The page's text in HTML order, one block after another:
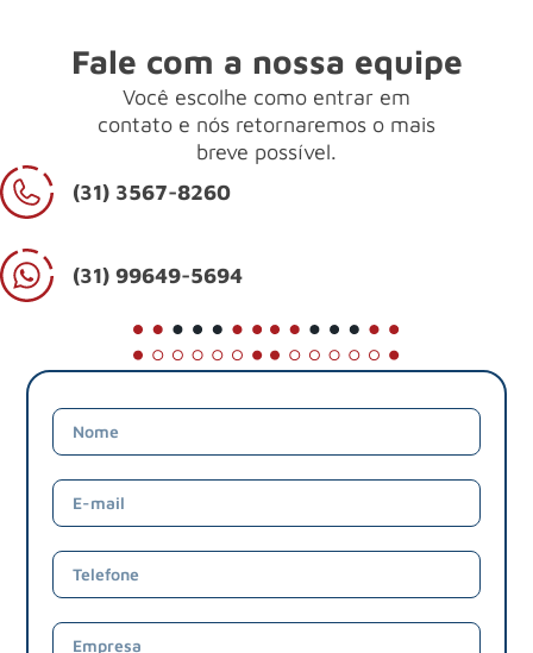
Fale com a nossa equipe
Você escolhe como entrar em
contato e nós retornaremos o mais
breve possível.
(31) 3567-8260
(31) 99649-5694